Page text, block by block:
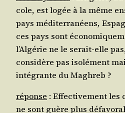
cole, est logée à la même
pays médi­ter­ra­néens,
ces pays sont
l’Al­gé­rie ne le serait-elle
consi­dère pas iso­lé­ment
inté­grante du Maghreb ?
réponse : Effec­ti­ve­ment les
ne sont guère plus